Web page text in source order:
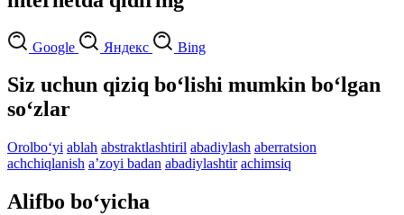
Google Яндекс Bing
Siz uchun qiziq bo‘lishi mumkin bo‘lgan
so‘zlar
Orolbo‘yi ablah abstraktlashtiril abadiylash aberratsion
achchiqlanish aʼzoyi badan abadiylashtir achimsiq
Alifbo bo‘yicha